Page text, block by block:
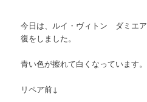
今日は、ルイ・ヴィトン ダミエ
復をしました。
青い色が擦れて白くなっています。
リペア前↓